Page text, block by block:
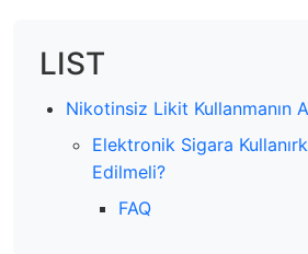
LIST
Nikotinsiz Likit Kullanmanın
Elektronik Sigara
Edilmeli?
FAQ